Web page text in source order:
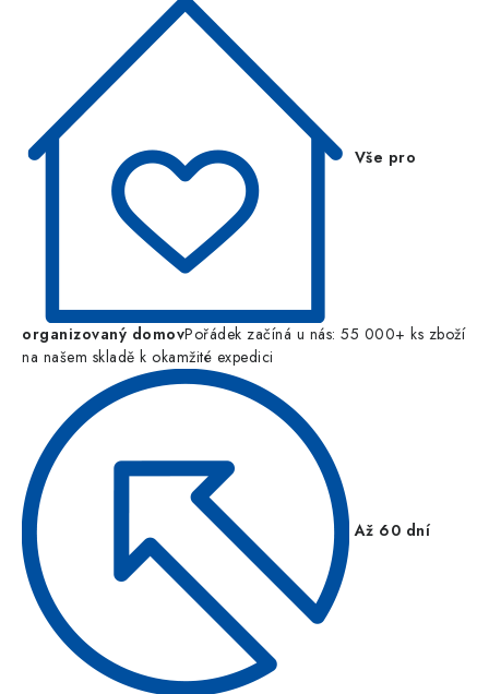
Vše pro
organizovaný domovPořádek začíná u nás: 55 000+ ks zboží
na našem skladě k okamžité expedici
Až 60 dní